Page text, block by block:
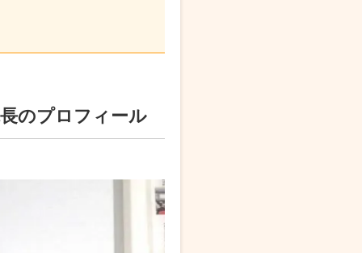
のプロフィール